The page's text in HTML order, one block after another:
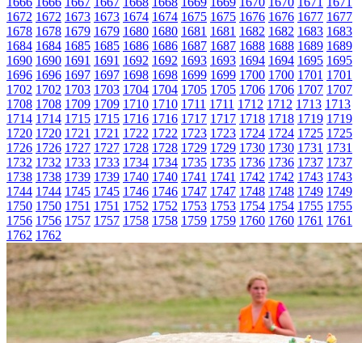
1672 1672 1673 1673 1674 1674 1675 1675 1676 1676 1677 1677
1678 1678 1679 1679 1680 1680 1681 1681 1682 1682 1683 1683
1684 1684 1685 1685 1686 1686 1687 1687 1688 1688 1689 1689
1690 1690 1691 1691 1692 1692 1693 1693 1694 1694 1695 1695
1696 1696 1697 1697 1698 1698 1699 1699 1700 1700 1701 1701
1702 1702 1703 1703 1704 1704 1705 1705 1706 1706 1707 1707
1708 1708 1709 1709 1710 1710 1711 1711 1712 1712 1713 1713
1714 1714 1715 1715 1716 1716 1717 1717 1718 1718 1719 1719
1720 1720 1721 1721 1722 1722 1723 1723 1724 1724 1725 1725
1726 1726 1727 1727 1728 1728 1729 1729 1730 1730 1731 1731
1732 1732 1733 1733 1734 1734 1735 1735 1736 1736 1737 1737
1738 1738 1739 1739 1740 1740 1741 1741 1742 1742 1743 1743
1744 1744 1745 1745 1746 1746 1747 1747 1748 1748 1749 1749
1750 1750 1751 1751 1752 1752 1753 1753 1754 1754 1755 1755
1756 1756 1757 1757 1758 1758 1759 1759 1760 1760 1761 1761
1762 1762